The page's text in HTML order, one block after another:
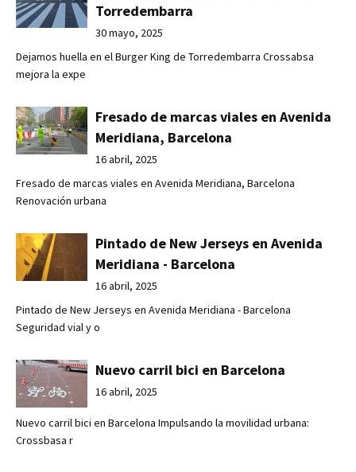
Torredembarra
30 mayo, 2025
Dejamos huella en el Burger King de Torredembarra Crossabsa
mejora la expe
Fresado de marcas viales en Avenida
Meridiana, Barcelona
16 abril, 2025
Fresado de marcas viales en Avenida Meridiana, Barcelona
Renovación urbana
Pintado de New Jerseys en Avenida
Meridiana - Barcelona
16 abril, 2025
Pintado de New Jerseys en Avenida Meridiana - Barcelona
Seguridad vial y o
Nuevo carril bici en Barcelona
16 abril, 2025
Nuevo carril bici en Barcelona Impulsando la movilidad urbana:
Crossbasa r